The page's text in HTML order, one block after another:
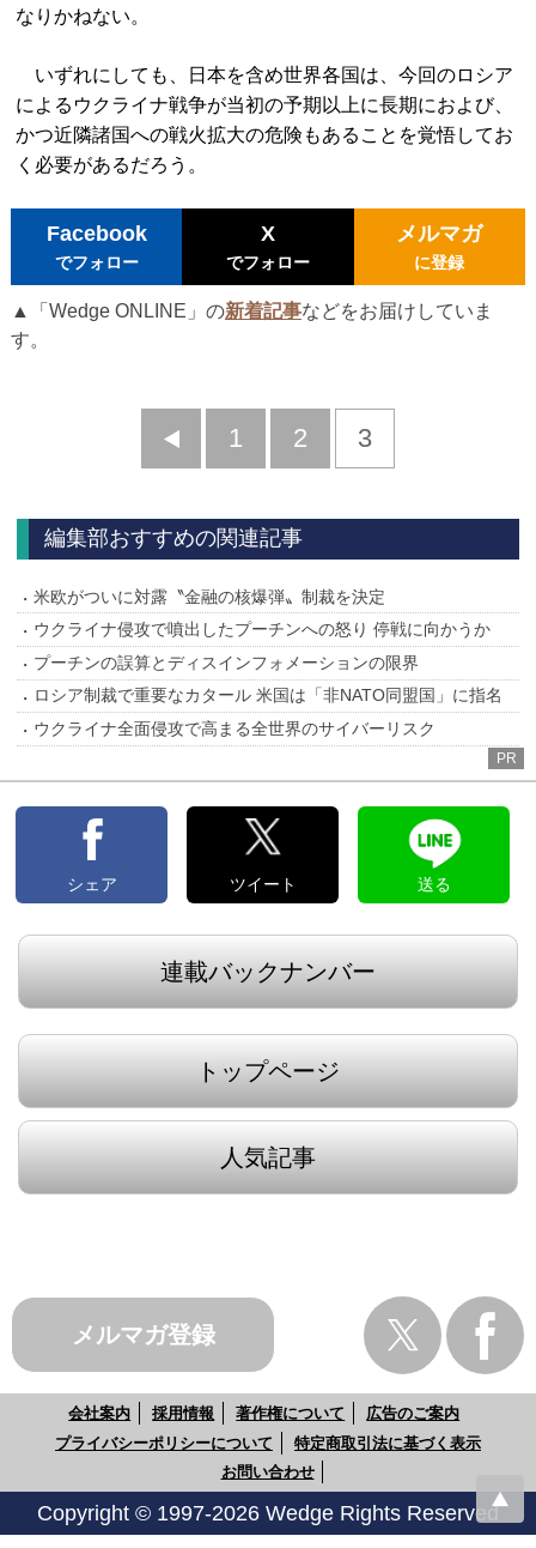
なりかねない。
いずれにしても、日本を含め世界各国は、今回のロシア
によるウクライナ戦争が当初の予期以上に長期におよび、
かつ近隣諸国への戦火拡大の危険もあることを覚悟してお
く必要があるだろう。
Facebook
でフォロー
X
でフォロー
メルマガ
に登録
▲「Wedge ONLINE」の新着記事などをお届けしていま
す。
前
1 2 3
編集部おすすめの関連記事
米欧がついに対露〝金融の核爆弾〟制裁を決定
ウクライナ侵攻で噴出したプーチンへの怒り 停戦に向かうか
プーチンの誤算とディスインフォメーションの限界
ロシア制裁で重要なカタール 米国は「非NATO同盟国」に指名
ウクライナ全面侵攻で高まる全世界のサイバーリスク
PR
シェア ツイート 送る
連載バックナンバー
トップページ
人気記事
メルマガ登録
会社案内 採用情報 著作権について
広告のご案内
プライバシーポリシーについて
特定商取引法に基づく表示
お問い合わせ
Copyright © 1997-2026 Wedge Rights Reserved